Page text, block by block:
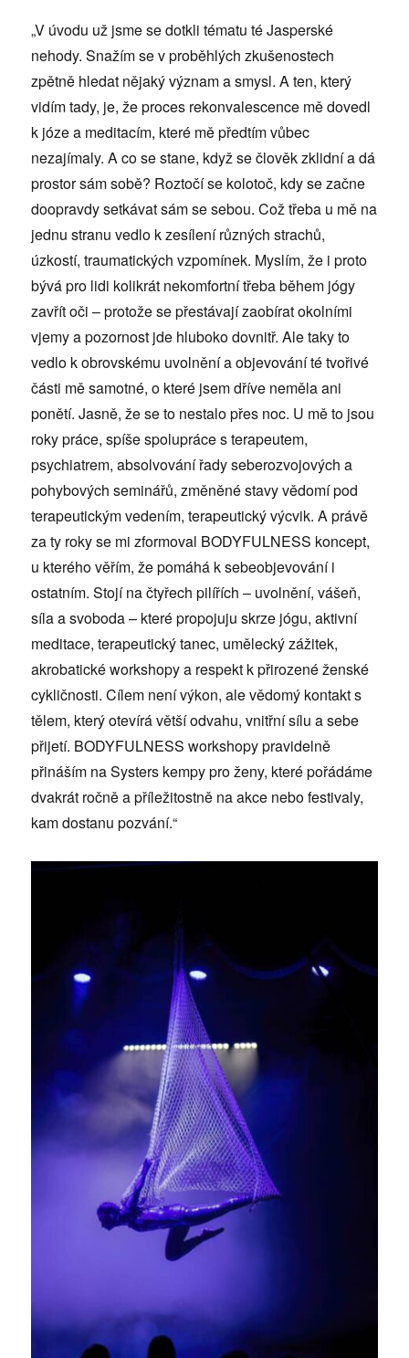
„V úvodu už jsme se dotkli tématu té Jasperské
nehody. Snažím se v proběhlých zkušenostech
zpětně hledat nějaký význam a smysl. A ten, který
vidím tady, je, že proces rekonvalescence mě dovedl
k józe a meditacím, které mě předtím vůbec
nezajímaly. A co se stane, když se člověk zklidní a dá
prostor sám sobě? Roztočí se kolotoč, kdy se začne
doopravdy setkávat sám se sebou. Což třeba u mě na
jednu stranu vedlo k zesílení různých strachů,
úzkostí, traumatických vzpomínek. Myslím, že i proto
bývá pro lidi kolikrát nekomfortní třeba během jógy
zavřít oči – protože se přestávají zaobírat okolními
vjemy a pozornost jde hluboko dovnitř. Ale taky to
vedlo k obrovskému uvolnění a objevování té tvořivé
části mě samotné, o které jsem dříve neměla ani
ponětí. Jasně, že se to nestalo přes noc. U mě to jsou
roky práce, spíše spolupráce s terapeutem,
psychiatrem, absolvování řady seberozvojových a
pohybových seminářů, změněné stavy vědomí pod
terapeutickým vedením, terapeutický výcvik. A právě
za ty roky se mi zformoval BODYFULNESS koncept,
u kterého věřím, že pomáhá k sebeobjevování i
ostatním. Stojí na čtyřech pilířích – uvolnění, vášeň,
síla a svoboda – které propojuju skrze jógu, aktivní
meditace, terapeutický tanec, umělecký zážitek,
akrobatické workshopy a respekt k přirozené ženské
cykličnosti. Cílem není výkon, ale vědomý kontakt s
tělem, který otevírá větší odvahu, vnitřní sílu a sebe
přijetí. BODYFULNESS workshopy pravidelně
přináším na Systers kempy pro ženy, které pořádáme
dvakrát ročně a příležitostně na akce nebo festivaly,
kam dostanu pozvání.“